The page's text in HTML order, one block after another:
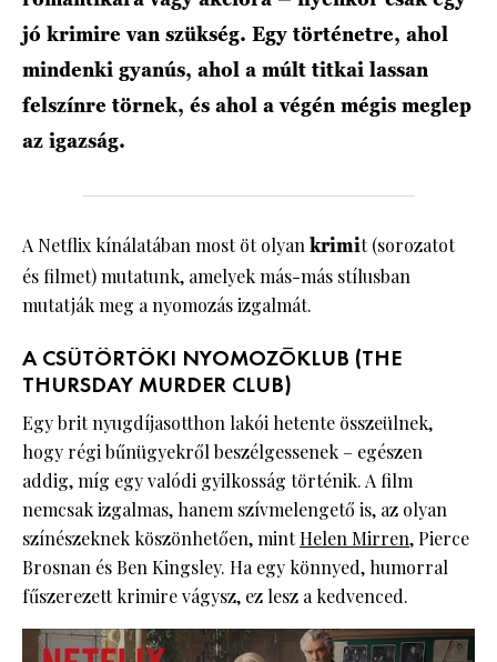
jó krimire van szükség. Egy történetre, ahol
mindenki gyanús, ahol a múlt titkai lassan
felszínre törnek, és ahol a végén mégis meglep
az igazság.
A Netflix kínálatában most öt olyankrimit (sorozatot
és filmet) mutatunk, amelyek más-más stílusban
mutatják meg a nyomozás izgalmát.
A CSÜTÖRTÖKI NYOMOZÓKLUB (THE
THURSDAY MURDER CLUB)
Egy brit nyugdíjasotthon lakói hetente összeülnek,
hogy régi bűnügyekről beszélgessenek – egészen
addig, míg egy valódi gyilkosság történik. A film
nemcsak izgalmas, hanem szívmelengető is, az olyan
színészeknek köszönhetően, mintHelen Mirren, Pierce
Brosnan és Ben Kingsley. Ha egy könnyed, humorral
fűszerezett krimire vágysz, ez lesz a kedvenced.